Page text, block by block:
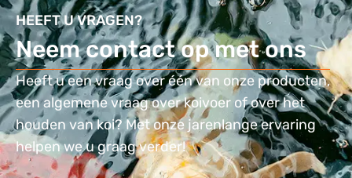
HEEFT U VRAGEN?
Neem contact op met ons
Heeft u een vraag over één van onze producten,
een algemene vraag over koivoer of over het
houden van koi? Met onze jarenlange ervaring
helpen we u graag verder!